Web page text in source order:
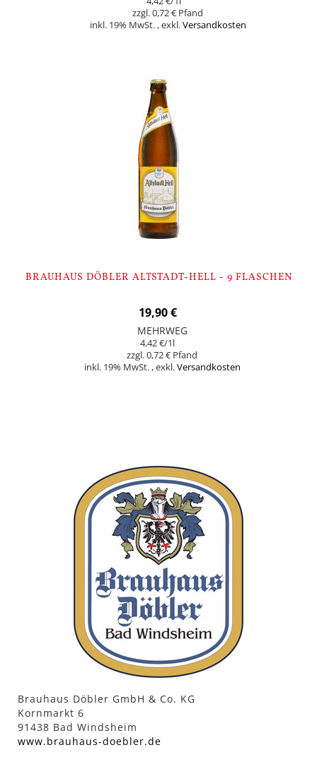
0,72 €
inkl. 19% MwSt. ,exkl.Versandkosten
BRAUHAUS DÖBLER ALTSTADT-HELL - 9 FLASCHEN
19,90 €
MEHRWEG
4,42 €/1l
0,72 €
inkl. 19% MwSt. ,exkl.Versandkosten
Brauhaus Döbler GmbH & Co. KG
Kornmarkt 6
91438 Bad Windsheim
www.brauhaus-doebler.de